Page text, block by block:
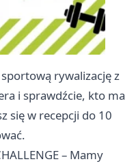
rywalizację z
i sprawdźcie, kto ma
się w recepcji do 10
– Mamy